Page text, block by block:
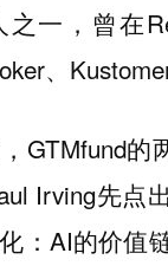
一，曾在
、
GTMfund的
Irving先点
：AI的价值